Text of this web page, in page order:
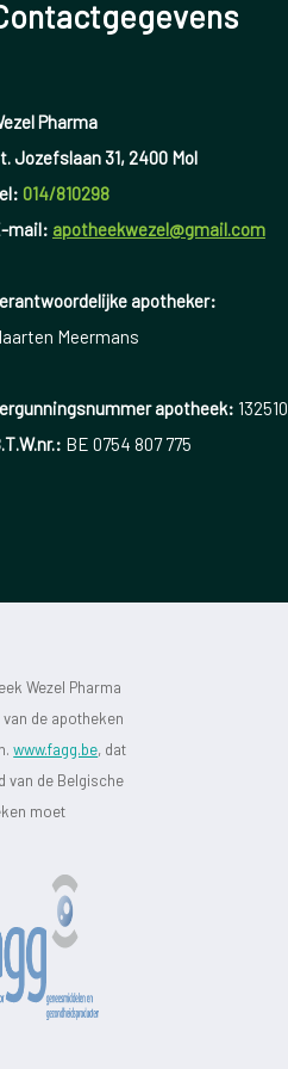
Pharma
Jozefslaan 31, 2400 Mol
014/810298
mail: apotheekwezel@gmail.com
apotheker:
Meermans
apotheek: 132510
BE 0754 807 775
Wezel Pharma
van de apotheken
www.fagg.be, dat
van de Belgische
moet